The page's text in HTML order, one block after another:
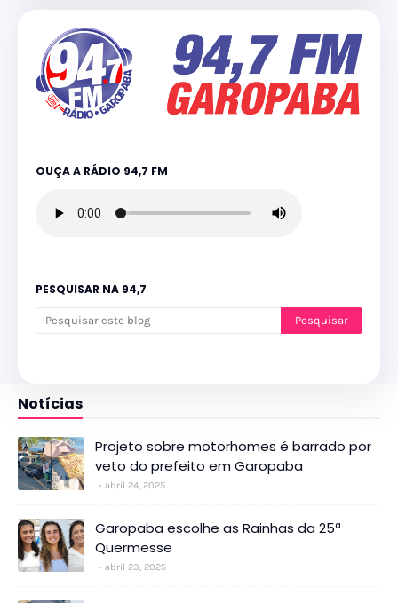
OUÇA A RÁDIO 94,7 FM
PESQUISAR NA 94,7
Notícias
Projeto sobre motorhomes é barrado por
veto do prefeito em Garopaba
abril 24, 2025
Garopaba escolhe as Rainhas da 25ª
Quermesse
abril 23, 2025